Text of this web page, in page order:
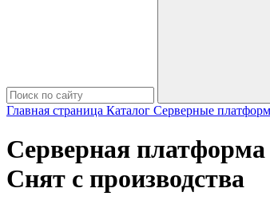
Главная страница Каталог Серверные
Серверная
Снят с производства